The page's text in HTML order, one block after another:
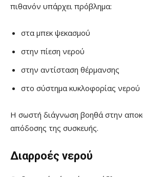
πιθανόν υπάρχει πρόβλημα:
στα μπεκ ψεκασμού
στην πίεση νερού
στην αντίσταση θέρμανσης
στο σύστημα κυκλοφορίας νερού
Η σωστή διάγνωση βοηθά στην
απόδοσης της συσκευής.
Διαρροές νερού